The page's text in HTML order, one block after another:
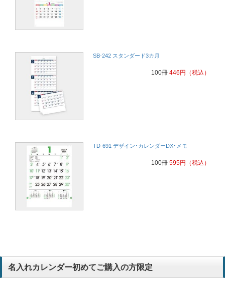
SB-242 スタンダード3カ月
100冊 446 円 （税込）
TD-691 デザイン･カレンダーDX･メモ
100冊 595円 （税込）
名入れカレンダー初めてご購入の方限定